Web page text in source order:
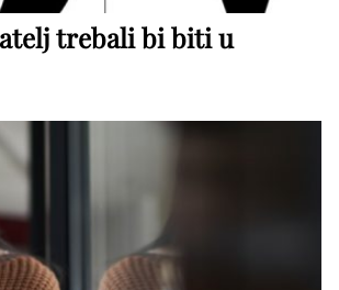
trebali bi biti u